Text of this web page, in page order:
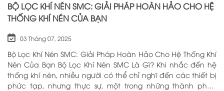
BỘ LỌC KHÍ NÉN SMC: GIẢI PHÁP HOÀN HẢO CHO HỆ
THỐNG KHÍ NÉN CỦA BẠN
03 Tháng 07, 2025
Bộ Lọc Khí Nén SMC: Giải Pháp Hoàn Hảo Cho Hệ Thống Khí
Nén Của Bạn Bộ Lọc Khí Nén SMC Là Gì? Khi nhắc đến hệ
thống khí nén, nhiều người có thể chỉ nghĩ đến các thiết bị
phức tạp, nhưng thực sự, một trong những thành phần